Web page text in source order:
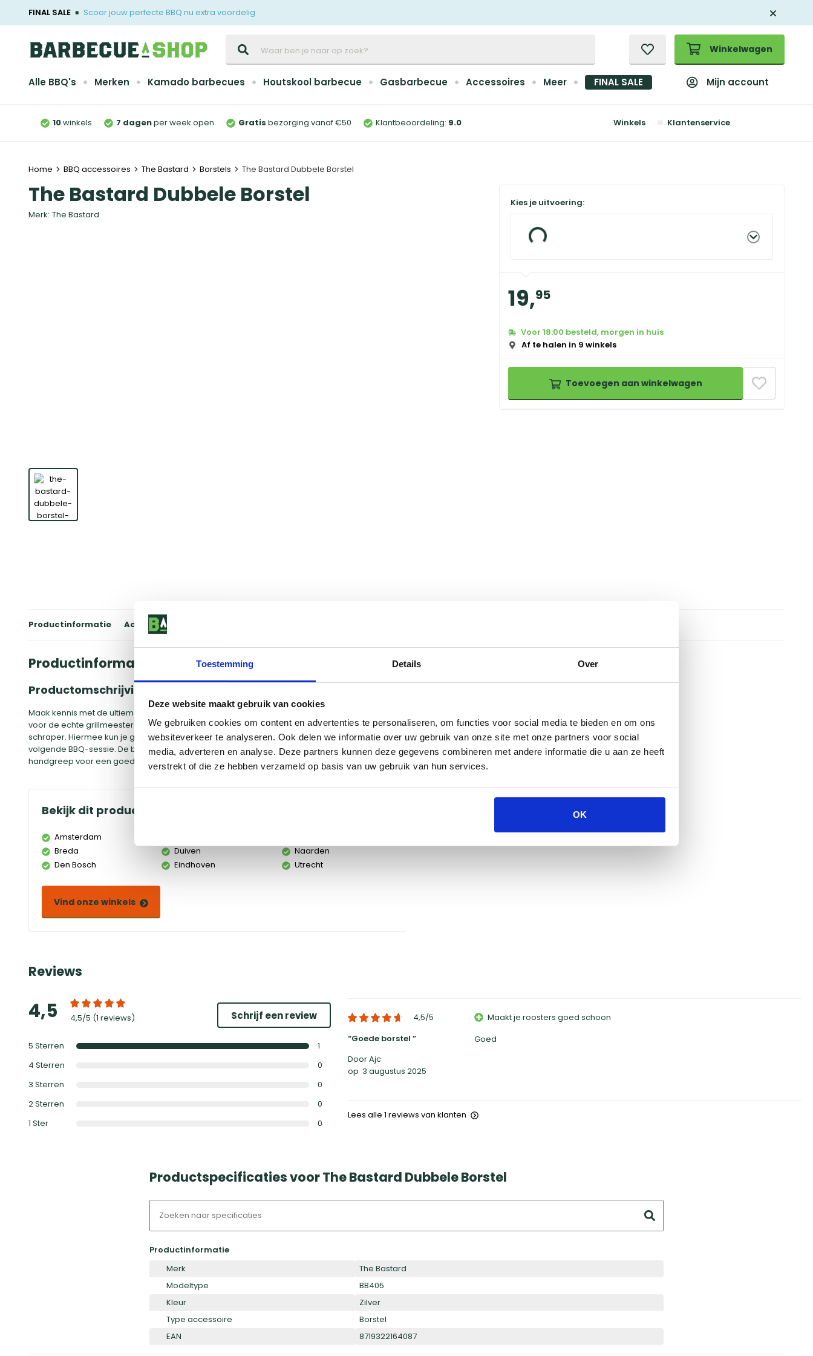
Toestemming Details Over
Deze website maakt gebruik van cookies
We gebruiken cookies om content en advertenties te personaliseren, om functies voor social media te bieden en om ons
websiteverkeer te analyseren. Ook delen we informatie over uw gebruik van onze site met onze partners voor social
media, adverteren en analyse. Deze partners kunnen deze gegevens combineren met andere informatie die u aan ze heeft
verstrekt of die ze hebben verzameld op basis van uw gebruik van hun services.
OK
FINAL SALE Scoor jouw perfecte BBQ nu extra voordelig
Winkelwagen
Alle BBQ's Merken Kamado barbecues Houtskool barbecue Gasbarbecue Accessoires Meer FINAL SALE Mijn account
10winkels 7 dagenper week open Gratis bezorging vanaf €50 Klantbeoordeling: 9.0 Winkels Klantenservice
Home BBQ accessoires The Bastard Borstels The Bastard Dubbele Borstel
The Bastard Dubbele Borstel
Merk: The Bastard
Kies je uitvoering:
19,95
Voor 18:00 besteld, morgen in huis
Af te halen in 9 winkels
Toevoegen aan winkelwagen
Productinformatie Accessoires
Productinformatie
Productomschrijving
Maak kennis met de ultieme BBQ-accessoire: The Bastard Dubbele Borstel. Deze borstel is speciaal ontworpen
voor de echte grillmeesters onder ons. Met zijn dubbele functie is het niet alleen een borstel, maar ook een
schraper. Hiermee kun je gemakkelijk en snel je grillrooster schoonmaken, zodat je altijd klaar bent voor de
volgende BBQ-sessie. De borstel is gemaakt van hoogwaardig roestvrij staal en heeft een stevige houten
handgreep voor een goede grip. Het is een duurzaam en betrouwbaar product dat jarenlang meegaat.
Bekijk dit product in onze winkels
Amsterdam
Breda
Den Bosch
Duiven
Eindhoven
Naarden
Utrecht
Vind onze winkels
Reviews
4,5 4,5/5 (1 reviews) Schrijf een review
5 Sterren
1
4 Sterren
0
3 Sterren
0
2Sterren
0
1 Ster 0
4,5/5
Goede borstel
Door Ajc
op 3 augustus 2025
Maakt je roosters goed schoon
Goed
Lees alle 1 reviews van klanten
Productspecificaties voor The Bastard Dubbele Borstel
Productinformatie
Merk
The Bastard
Modeltype
BB405
Kleur
Zilver
Type accessoire
Borstel
EAN
8719322164087